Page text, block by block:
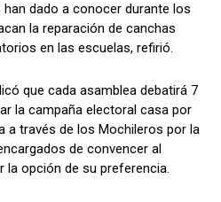
dado a conocer durante los
la reparación de canchas
en las escuelas, refirió.
que cada asamblea debatirá 7
la campaña electoral casa por
a través de los Mochileros por la
de convencer al
la opción de su preferencia.